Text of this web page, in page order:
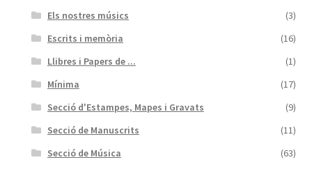
Els nostres músics
(3)
Escrits i memòria
(16)
Llibres i Papers de ...
(1)
Mínima
(17)
Secció d'Estampes, Mapes i Gravats
(9)
Secció de Manuscrits
(11)
Secció de Música
(63)